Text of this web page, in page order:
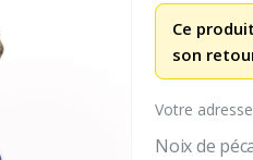
Ce
son
Votre
Noix de